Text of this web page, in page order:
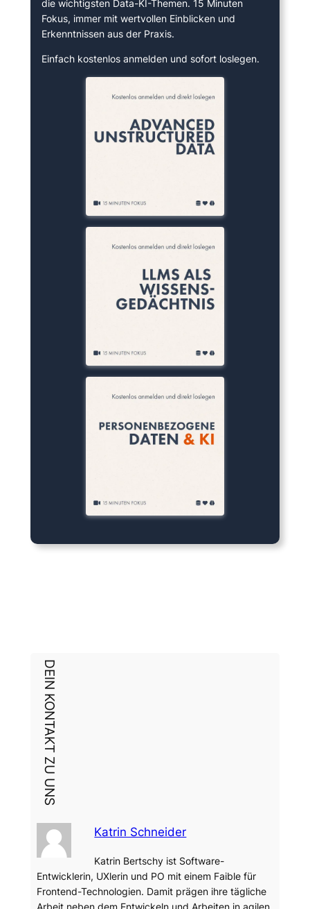
die wichtigsten Data-KI-Themen. 15 Minuten
Fokus, immer mit wertvollen Einblicken und
Erkenntnissen aus der Praxis.
Einfach kostenlos anmelden und sofort loslegen.
DEIN KONTAKT ZU UNS
Katrin Schneider
Katrin Bertschy ist Software-
Entwicklerin, UXlerin und PO mit einem Faible für
Frontend-Technologien. Damit prägen ihre tägliche